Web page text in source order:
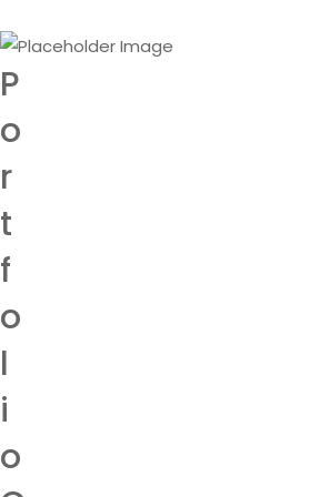
P
o
r
t
f
o
l
i
o